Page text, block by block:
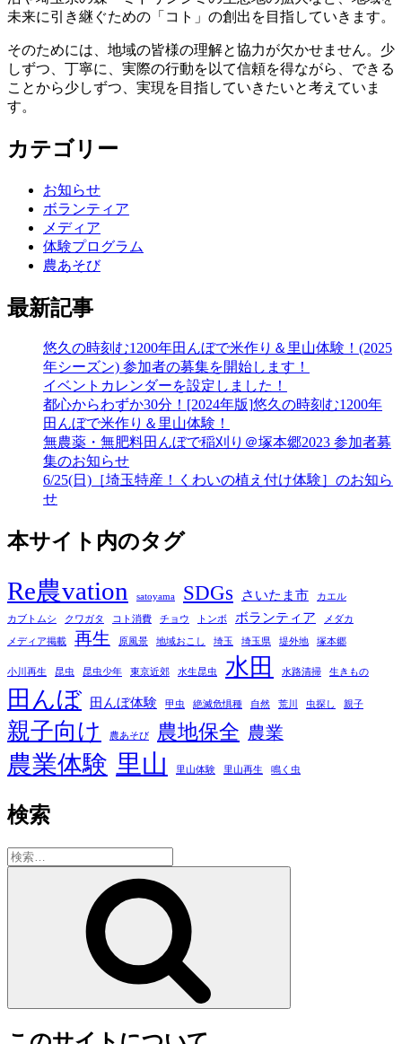
未来に引き継ぐための「コト」の創出を目指していきます。
そのためには、地域の皆様の理解と協力が欠かせません。少
しずつ、丁寧に、実際の行動を以て信頼を得ながら、できる
ことから少しずつ、実現を目指していきたいと考えていま
す。
カテゴリー
お知らせ
ボランティア
メディア
体験プログラム
農あそび
最新記事
悠久の時刻む1200年田んぼで米作り＆里山体験！(2025
年シーズン) 参加者の募集を開始します！
イベントカレンダーを設定しました！
都心からわずか30分！[2024年版]悠久の時刻む1200年
田んぼで米作り＆里山体験！
無農薬・無肥料田んぼで稲刈り＠塚本郷2023 参加者募
集のお知らせ
6/25(日)［埼玉特産！くわいの植え付け体験］のお知ら
せ
本サイト内のタグ
Re農vation satoyama SDGs さいたま市 カエル
カブトムシ クワガタ コト消費 チョウ トンボ ボランティア メダカ
メディア掲載 再生 原風景 地域おこし 埼玉 埼玉県 堤外地 塚本郷
小川再生 昆虫 昆虫少年 東京近郊 水生昆虫 水田 水路清掃 生きもの
田んぼ 田んぼ体験 甲虫 絶滅危惧種 自然 荒川 虫探し 親子
親子向け 農あそび 農地保全 農業
農業体験 里山 里山体験 里山再生 鳴く虫
検索
検
索: